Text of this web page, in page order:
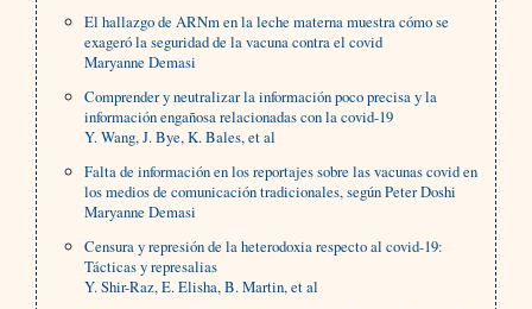
El hallazgo de ARNm en la leche materna muestra cómo se
exageró la seguridad de la vacuna contra el covid
Maryanne Demasi
Comprender y neutralizar la información poco precisa y la
información engañosa relacionadas con la covid-19
Y. Wang, J. Bye, K. Bales, et al
Falta de información en los reportajes sobre las vacunas covid en
los medios de comunicación tradicionales, según Peter Doshi
Maryanne Demasi
Censura y represión de la heterodoxia respecto al covid-19:
Tácticas y represalias
Y. Shir-Raz, E. Elisha, B. Martin, et al